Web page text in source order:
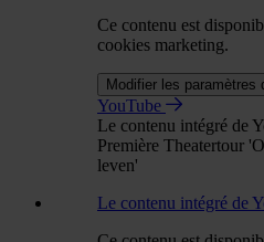
Ce contenu est
cookies marketing.
Modifier les paramètres
YouTube
Le contenu intégré de
Première Theatertour
leven'
Le contenu intégré de